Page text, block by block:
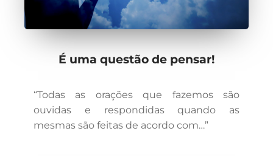
É uma questão de pensar!
“Todas as orações que fazemos são
ouvidas e respondidas quando as
mesmas são feitas de acordo com…”